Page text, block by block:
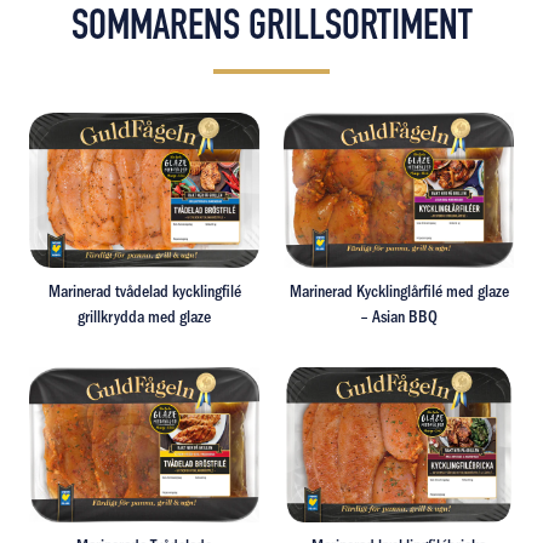
SOMMARENS GRILLSORTIMENT
Läs mer om Marinerad tvådelad
Marinerad tvådelad kycklingfilé
grillkrydda med glazeLäs mer om Marinerad tvådelad kycklingfilé
Läs mer om
Marinerad Kycklinglårfilé med glaze
– Asian BBQLäs mer om